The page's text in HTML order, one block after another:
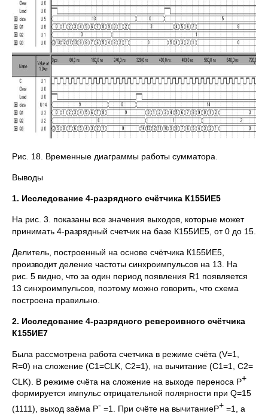
Рис. 18. Временные диаграммы работы сумматора.
Выводы
1. Исследование 4-разрядного счётчика К155ИЕ5
На рис. 3. показаны все значения выходов, которые может
принимать 4-разрядный счетчик на базе К155ИЕ5, от 0 до 15.
Делитель, построенный на основе счётчика К155ИЕ5,
производит деление частоты синхроимпульсов на 13. На
рис. 5 видно, что за один период появления R1 появляется
13 синхроимпульсов, поэтому можно говорить, что схема
построена правильно.
2. Исследование 4-разрядного реверсивного счётчика
К155ИЕ7
Была рассмотрена работа счетчика в режиме счёта (V=1,
R=0) на сложение (С1=CLK, C2=1), на вычитание (С1=1, C2=
CLK). В режиме счёта на сложение на выходе переноса P+
формируется импульс отрицательной полярности при Q=15
(1111), выход заёма Р- =1. При счёте на вычитаниеP+ =1, а